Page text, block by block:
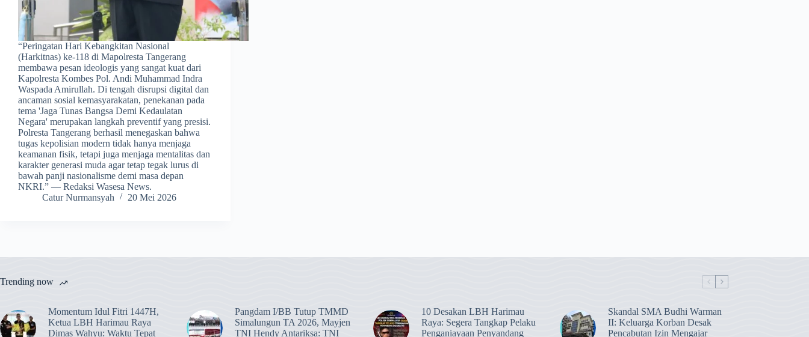
​“Peringatan Hari Kebangkitan Nasional
(Harkitnas) ke-118 di Mapolresta Tangerang
membawa pesan ideologis yang sangat kuat dari
Kapolresta Kombes Pol. Andi Muhammad Indra
Waspada Amirullah. Di tengah disrupsi digital dan
ancaman sosial kemasyarakatan, penekanan pada
tema 'Jaga Tunas Bangsa Demi Kedaulatan
Negara' merupakan langkah preventif yang presisi.
Polresta Tangerang berhasil menegaskan bahwa
tugas kepolisian modern tidak hanya menjaga
keamanan fisik, tetapi juga menjaga mentalitas dan
karakter generasi muda agar tetap tegak lurus di
bawah panji nasionalisme demi masa depan
NKRI.” — Redaksi Wasesa News.
Catur Nurmansyah
20 Mei 2026
Trending now
Momentum Idul Fitri 1447H,
Ketua LBH Harimau Raya
Dimas Wahyu: Waktu Tepat
Pangdam I/BB Tutup TMMD
Simalungun TA 2026, Mayjen
TNI Hendy Antariksa: TNI
​10 Desakan LBH Harimau
Raya: Segera Tangkap Pelaku
Penganiayaan Penyandang
Skandal SMA Budhi Warman
II: Keluarga Korban Desak
Pencabutan Izin Mengajar